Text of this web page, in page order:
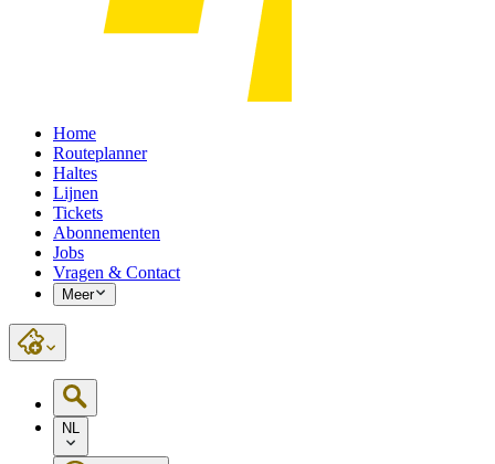
Home
Routeplanner
Haltes
Lijnen
Tickets
Abonnementen
Jobs
Vragen & Contact
Meer
NL